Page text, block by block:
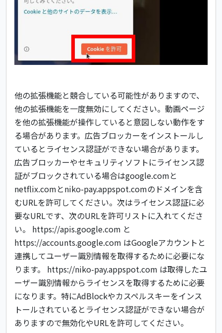
他の拡張機能と競合している可能性がありますので、
他の拡張機能を一度無効にしてください。動画ページ
を他の拡張機能が操作していると意図しない動作をす
る場合があります。広告ブロッカーをインストールし
ているとライセンス認証ができない場合があります。
広告ブロッカーやセキュリティソフトにライセンス認
証がブロックされている場合はgoogle.comと
netflix.comとniko-pay.appspot.comのドメインを含
むURLを許可してください。次はライセンス認証に必
要なURLです、次のURLを許可リストに入れてくださ
い。 https://apis.google.com と
https://accounts.google.com はGoogleアカウントと
連携してユーザー識別情報を取得するために必要にな
ります。 https://niko-pay.appspot.com は取得したユ
ーザー識別情報からライセンスを取得するために必要
になります。特にAdBlockやカスペルスキーをインス
トールされているとライセンス認証ができない場合が
ありますので無効化やURLを許可してください。